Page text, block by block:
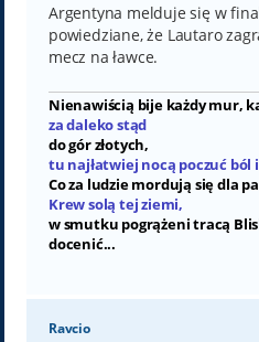
Argentyna melduje się w
powiedziane, że Lautaro
mecz na ławce.
Nienawiścią bije każdy mur,
za daleko stąd
do gór złotych,
tu najłatwiej nocą poczuć ból
Co za ludzie mordują się dla
Krew solą tej ziemi,
w smutku pogrążeni tracą
docenić...
Ravcio